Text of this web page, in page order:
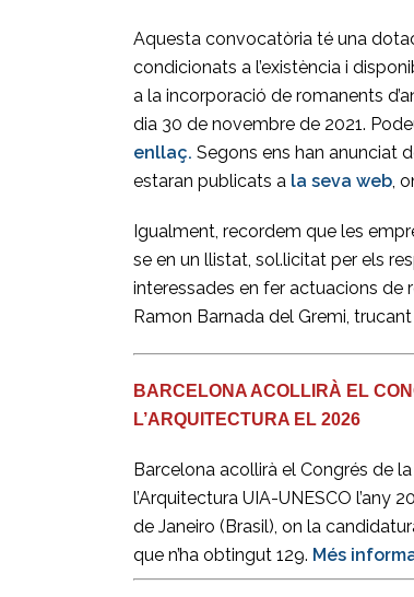
Aquesta convocatòria té una
condicionats a l’existència i
a la incorporació de romanents
dia 30 de novembre de 2021.
enllaç. Segons ens han anunciat
estaran publicats a la seva web,
Igualment, recordem que les
se en un llistat, sol.licitat per els
interessades en fer actuacions de
Ramon Barnada del Gremi,
BARCELONA ACOLLIRÀ EL
L’ARQUITECTURA EL 2026
Barcelona acollirà el Congrés de
l’Arquitectura UIA-UNESCO l’any
de Janeiro (Brasil), on la
que n’ha obtingut 129. Més